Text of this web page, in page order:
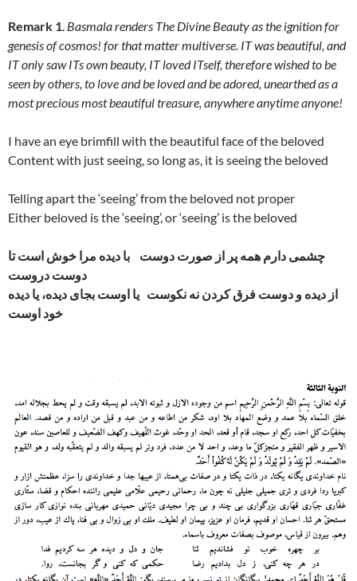
Remark 1. Basmala renders The Divine Beauty as the ignition for
genesis of cosmos! for that matter multiverse. IT was beautiful, and
IT only saw ITs own beauty, IT loved ITself, therefore wished to be
seen by others, to love and be loved and be adored, unearthed as a
most precious most beautiful treasure, anywhere anytime anyone!
I have an eye brimfill with the beautiful face of the beloved
Content with just seeing, so long as, it is seeing the beloved
Telling apart the ‘seeing’ from the beloved not proper
Either beloved is the ‘seeing’, or ‘seeing’ is the beloved
چشمی دارم همه پر از صورت دوست با دیده مرا خوش است تا
دوست دروست
از دیده و دوست فرق کردن نه نکوست یا اوست بجای دیده، یا دیده
خود اوست